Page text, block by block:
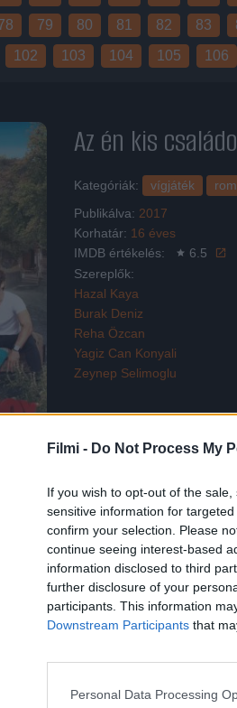
Filmi - Do Not Process My
If you wish to opt-out of the
sensitive information for
confirm your selection. Please
continue seeing interest-based
information disclosed to third
further disclosure of your
participants. This information
Downstream Participants that
Personal Data Processing
79 80 81 82 83
102 103 104 105 106
Az én kis
Kategóriák: vígjáték
Publikálva: 2017
Korhatár: 16 éves
IMDB értékelés:
6.5
Szereplők:
Hazal Kaya
Burak Deniz
Reha Özcan
Yagiz Can Konyali
Zeynep Selimoglu
látja el a háztartást, neveli a
sincs arra, hogy szerelmes
Baris mindent megtesz, hogy
Tetszett a